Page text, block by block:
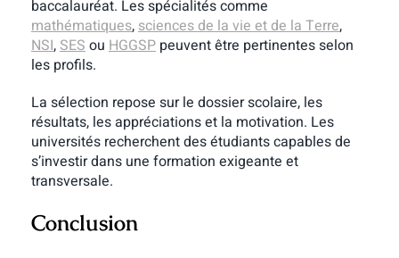
baccalauréat. Les spécialités comme
mathématiques,sciences de la vie et de la Terre,
NSI,SESou HGGSPpeuvent être pertinentes selon
les profils.
La sélection repose sur le dossier scolaire, les
résultats, les appréciations et la motivation. Les
universités recherchent des étudiants capables de
s’investir dans une formation exigeante et
transversale.
Conclusion